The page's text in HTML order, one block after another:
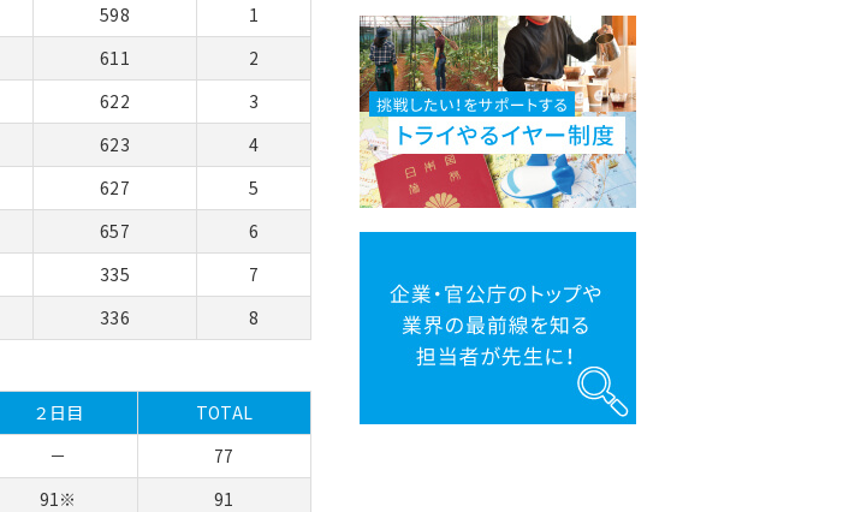
598
1
611
2
622
3
623
4
627
5
657
6
335
7
336 8
２日目
TOTAL
－
77
91※
91
挑
戦
し
た
い！
を
サ
ポ
ー
ト
す
る
企
界